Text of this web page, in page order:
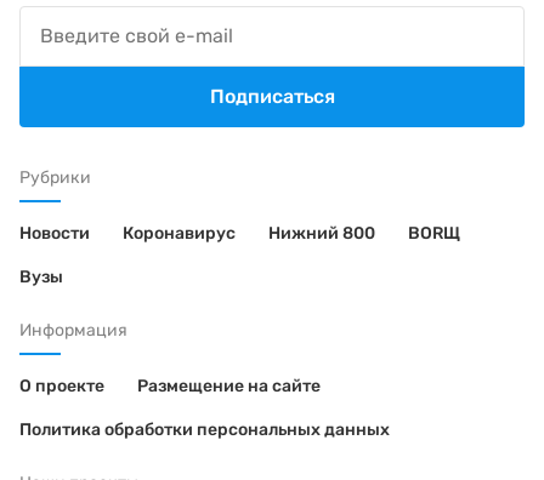
Рубрики
Новости Коронавирус Нижний 800 BORЩ
Вузы
Информация
О проекте Размещение на сайте
Политика обработки персональных данных
Подписаться